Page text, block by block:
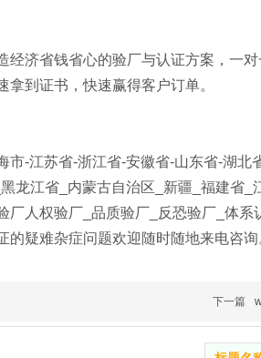
经济省钱省心的验厂与认证方案，一
到证书，快速赢得客户订单。
市-江苏省-浙江省-安徽省-山东省-湖北
龙江省_内蒙古自治区_新疆_福建省_
厂人权验厂_品质验厂_反恐验厂_体系
疑难杂症问题欢迎随时随地来电咨询
下一篇